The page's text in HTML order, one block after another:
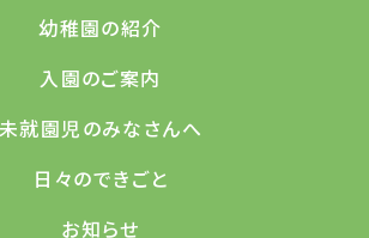
幼稚園の紹介
入園のご案内
未就園児のみなさんへ
日々のできごと
お知らせ